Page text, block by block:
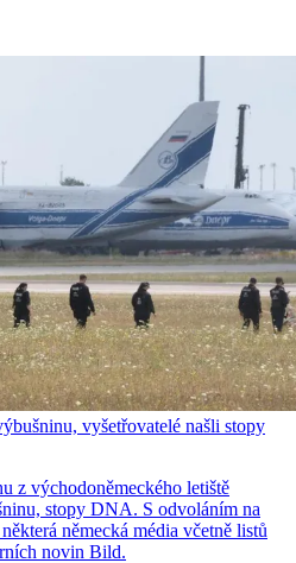
vyšetřovatelé našli stopy
z východoněmeckého letiště
stopy DNA. S odvoláním na
německá média včetně listů
novin Bild.